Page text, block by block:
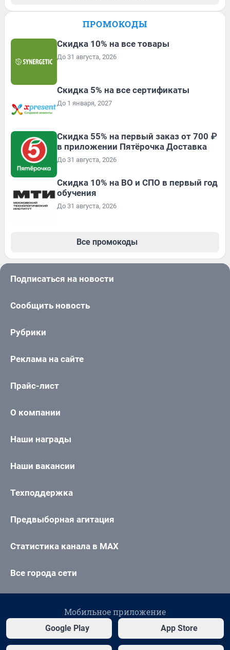
ПРОМОКОДЫ
Скидка 10% на все товары
До 31 августа, 2026
Скидка 5% на все сертификаты
До 1 января, 2027
Скидка 55% на первый заказ от 700 ₽
в приложении Пятёрочка Доставка
До 31 августа, 2026
Скидка 10% на ВО и СПО в первый год
обучения
До 31 августа, 2026
Все промокоды
Подписаться на новости
Сообщить новость
Рубрики
Реклама на сайте
Прайс-лист
О компании
Наши награды
Наши вакансии
Техподдержка
Предвыборная агитация
Статистика канала в MAX
Все города сети
Мобильное приложение
Google Play App Store